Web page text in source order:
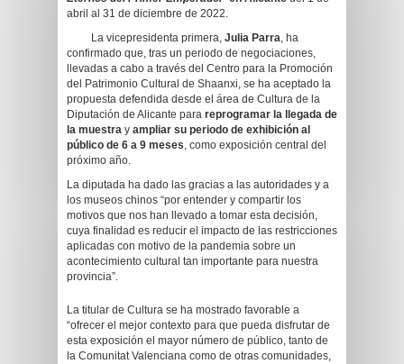
abril al 31 de diciembre de 2022.
La vicepresidenta primera, Julia Parra, ha
confirmado que, tras un periodo de negociaciones,
llevadas a cabo a través del Centro para la Promoción
del Patrimonio Cultural de Shaanxi, se ha aceptado la
propuesta defendida desde el área de Cultura de la
Diputación de Alicante para reprogramar la llegada de
la muestra y ampliar su periodo de exhibición al
público de 6 a 9 meses, como exposición central del
próximo año.
La diputada ha dado las gracias a las autoridades y a
los museos chinos “por entender y compartir los
motivos que nos han llevado a tomar esta decisión,
cuya finalidad es reducir el impacto de las restricciones
aplicadas con motivo de la pandemia sobre un
acontecimiento cultural tan importante para nuestra
provincia”.
La titular de Cultura se ha mostrado favorable a
“ofrecer el mejor contexto para que pueda disfrutar de
esta exposición el mayor número de público, tanto de
la Comunitat Valenciana como de otras comunidades,